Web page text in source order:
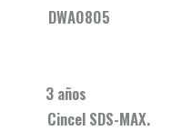
años
SDS-MAX.